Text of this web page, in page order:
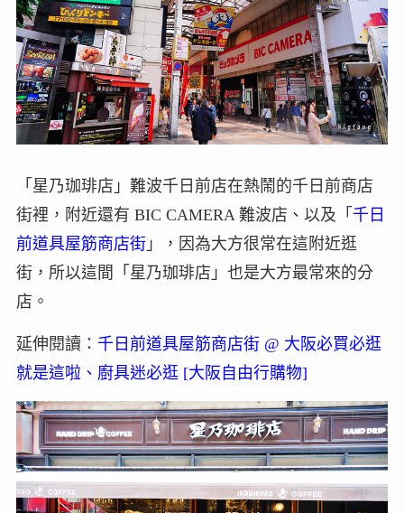
「星乃珈琲店」難波千日前店在熱鬧的千日前商店
街裡，附近還有 BIC CAMERA 難波店、以及「 千日
前道具屋筋商店街」，因為大方很常在這附近逛
街，所以這間「星乃珈琲店」也是大方最常來的分
店。
延伸閱讀： 千日前道具屋筋商店街 @ 大阪必買必逛
就是這啦、廚具迷必逛 [大阪自由行購物]